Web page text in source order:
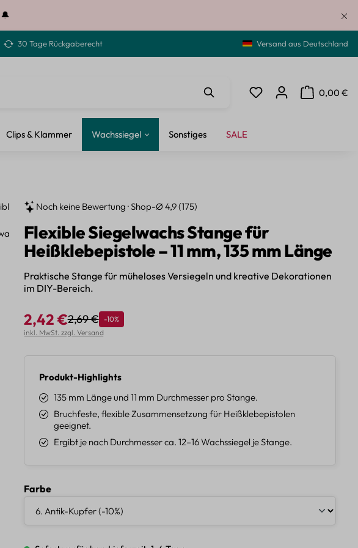
30 Tage Rückgaberecht Versand aus Deutschland
Du hast 0 Produkte auf
0,00 €
Warenkorb
Clips & Klammer Wachssiegel Sonstiges SALE
Noch keine Bewertung · Shop-Ø 4,9 (175)
Flexible Siegelwachs Stange für
Heißklebepistole – 11 mm, 135 mm Länge
Praktische Stange für müheloses Versiegeln und kreative Dekorationen
im DIY-Bereich.
Verkaufspreis:
2,42 €Regulärer Preis:
2,69 € Rabatt
-10%
inkl. MwSt. zzgl. Versand
Produkt-Highlights
135 mm Länge und 11 mm Durchmesser pro Stange.
Bruchfeste, flexible Zusammensetzung für Heißklebepistolen
geeignet.
Ergibt je nach Durchmesser ca. 12–16 Wachssiegel je Stange.
Farbeauswählen